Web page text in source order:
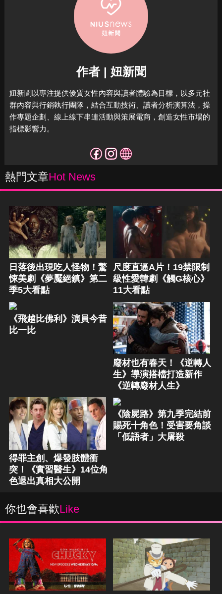
作者 | 妞新聞
妞新聞以專注提供優質女性內容與讀者體驗為目標， 以多元社
群內容與行銷執行團隊，結合互動技術、讀者分析演算法， 操
作專題企劃、線上線下串連活動與策展電商， 創造女性市場的
指標影響力。
熱門文章Hot News
日落後出現吃人怪物！驚
悚美劇《夢魘絕鎮》第二
季5大看點
尺度直逼A片！19禁限制
級性愛韓劇《觸G核心》
11大看點
《飛越比佛利》演員今昔
比一比
廢材也有春天！《逆轉人
生》導演搭檔打造新作
《逆轉廢材人生》
得罪主創、爆發肢體衝
突！《實習醫生》14位角
色退出真相大公開
《陰屍路》第九季完結前
賜死十角色！受害要角談
「低語者」大屠殺
你也會喜歡Like